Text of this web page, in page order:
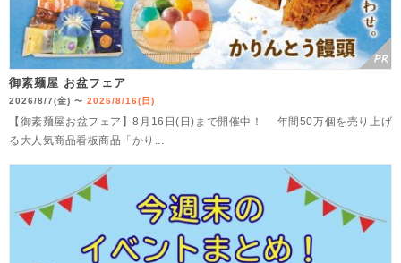
御素麺屋 お盆フェア
2026/8/7(金) 〜 2026/8/16(日)
【御素麺屋お盆フェア】8月16日(日)まで開催中！ 年間50万個を売り上げ
る大人気商品看板商品「かり...